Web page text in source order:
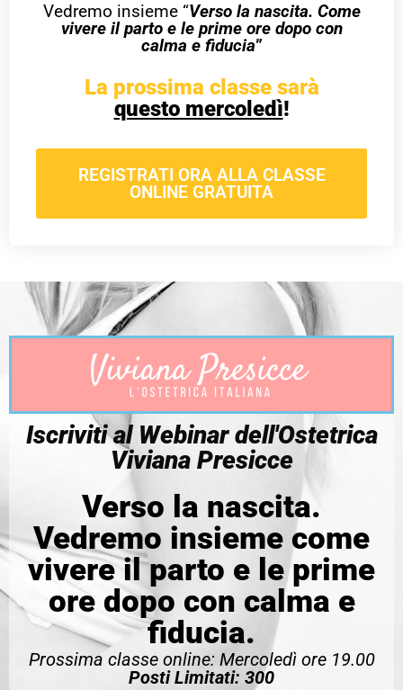
Vedremo insieme “Verso la nascita. Come
vivere il parto e le prime ore dopo con
calma e fiducia”
La prossima classe sarà
questo mercoledì!
REGISTRATI ORA ALLA CLASSE
ONLINE GRATUITA
Iscriviti al Webinar dell'Ostetrica
Viviana Presicce
Verso la nascita.
Vedremo insieme come
vivere il parto e le prime
ore dopo con calma e
fiducia.
Prossima classe online: Mercoledì ore 19.00
Posti Limitati: 300